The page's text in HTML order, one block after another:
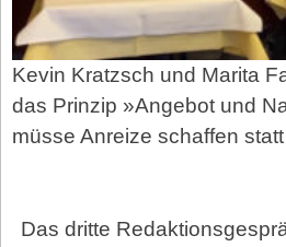
Kevin Kratzsch und Marita
das Prinzip »Angebot und
müsse Anreize schaffen
Das dritte